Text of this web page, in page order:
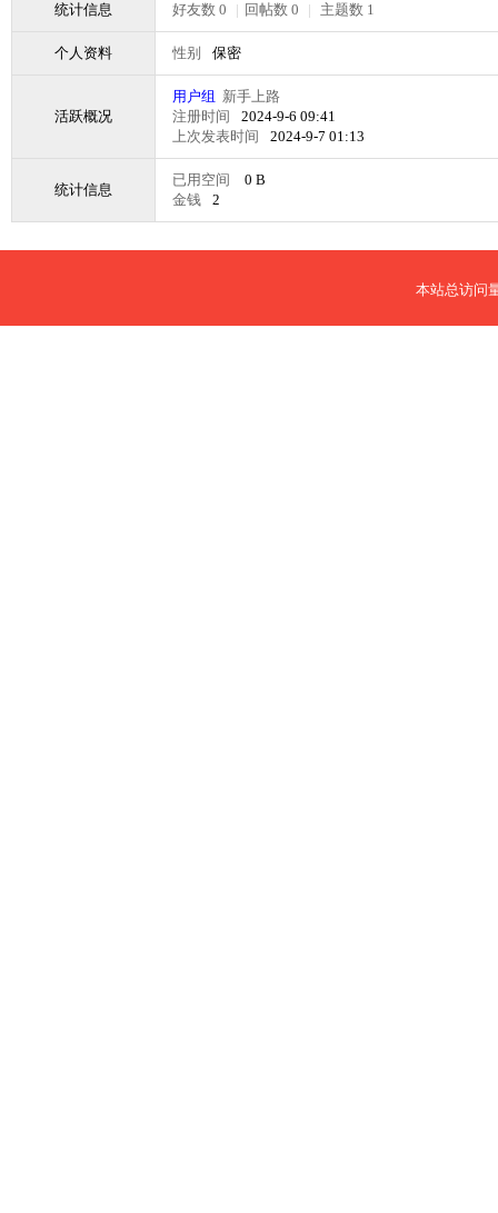
统计信息 好友数 0 | 回帖数 0 | 主题数 1
个人资料 性别 保密
活跃概况
用户组 新手上路
注册时间
2024-9-6 09:41
上次发表时间
2024-9-7 01:13
统计信息
已用空间
0 B
金钱
2
本站总访问